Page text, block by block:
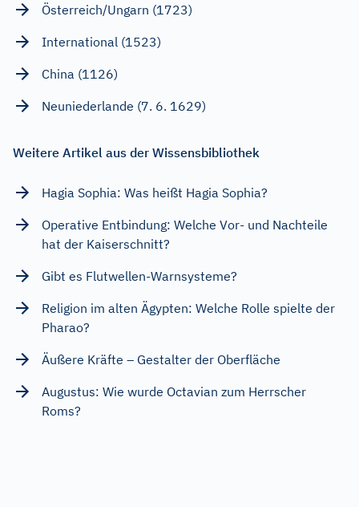
Österreich/Ungarn (1723)
International (1523)
China (1126)
Neuniederlande (7. 6. 1629)
Weitere Artikel aus der Wissensbibliothek
Hagia Sophia: Was heißt Hagia Sophia?
Operative Entbindung: Welche Vor- und Nachteile
hat der Kaiserschnitt?
Gibt es Flutwellen-Warnsysteme?
Religion im alten Ägypten: Welche Rolle spielte der
Pharao?
Äußere Kräfte – Gestalter der Oberfläche
Augustus: Wie wurde Octavian zum Herrscher
Roms?